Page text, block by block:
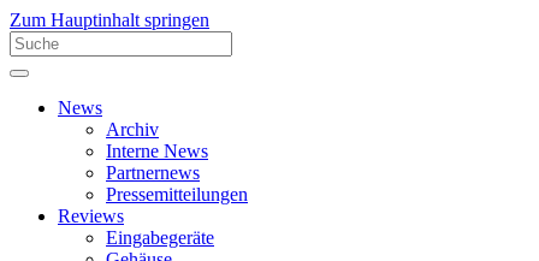
Zum Hauptinhalt springen
News
Archiv
Interne News
Partnernews
Pressemitteilungen
Reviews
Eingabegeräte